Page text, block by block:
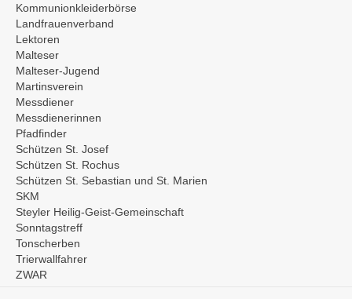
Kommunionkleiderbörse
Landfrauenverband
Lektoren
Malteser
Malteser-Jugend
Martinsverein
Messdiener
Messdienerinnen
Pfadfinder
Schützen St. Josef
Schützen St. Rochus
Schützen St. Sebastian und St. Marien
SKM
Steyler Heilig-Geist-Gemeinschaft
Sonntagstreff
Tonscherben
Trierwallfahrer
ZWAR